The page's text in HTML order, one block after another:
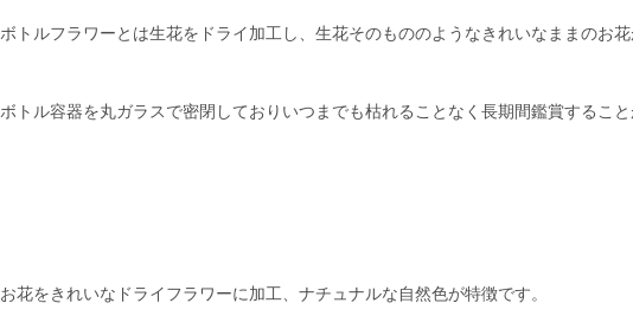
ボトルフラワーとは生花をドライ加工し、生花そのもののようなきれいなままのお花
ボトル容器を丸ガラスで密閉しておりいつまでも枯れることなく長期間鑑賞すること
お花をきれいなドライフラワーに加工、ナチュナルな自然色が特徴です。